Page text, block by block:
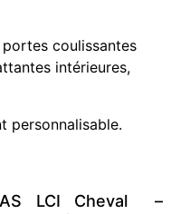
portes coulissantes
intérieures,
personnalisable.
LCI Cheval –